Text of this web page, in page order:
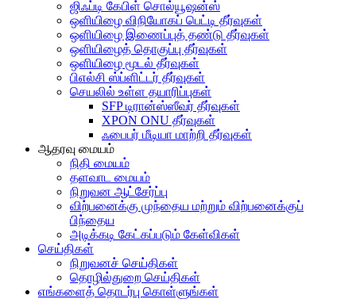
ஜிஃப்டி கேபிள் சொல்யூஷன்ஸ்
ஒளியிழை விநியோகப் பெட்டி தீர்வுகள்
ஒளியிழை இணைப்புத் தண்டு தீர்வுகள்
ஒளியிழைத் தொகுப்பு தீர்வுகள்
ஒளியிழை மூடல் தீர்வுகள்
பிஎல்சி ஸ்ப்ளிட்டர் தீர்வுகள்
செயலில் உள்ள தயாரிப்புகள்
SFP டிரான்ஸ்ஸீவர் தீர்வுகள்
XPON ONU தீர்வுகள்
ஃபைபர் மீடியா மாற்றி தீர்வுகள்
ஆதரவு மையம்
நிதி மையம்
தளவாட மையம்
நிறுவன ஆட்சேர்ப்பு
விற்பனைக்கு முந்தைய மற்றும் விற்பனைக்குப்
பிந்தைய
அடிக்கடி கேட்கப்படும் கேள்விகள்
செய்திகள்
நிறுவனச் செய்திகள்
தொழில்துறை செய்திகள்
எங்களைத் தொடர்பு கொள்ளுங்கள்